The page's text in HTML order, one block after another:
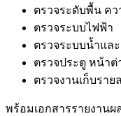
ตรวจระดับพื้น คว
ตรวจระบบไฟฟ้า
ตรวจระบบน้ำแล
ตรวจประตู หน้าต่
ตรวจงานเก็บรา
พร้อมเอกสารรายงานผ